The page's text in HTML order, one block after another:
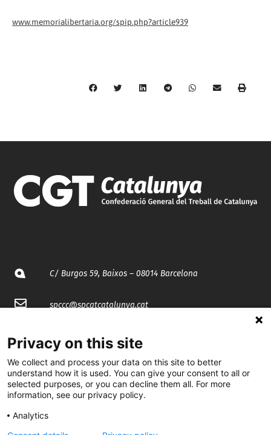
www.memorialibertaria.org/spip.php?article939
C/ Burgos 59, Baixos – 08014 Barcelona
spccc@spcgtcatalunya.cat
@CGTCatalunya
cgtcatalunya
CGTCatalunya
Privacy on this site
We collect and process your data on this site to better
understand how it is used. You can give your consent to all or
selected purposes, or you can decline them all. For more
information, see our privacy policy.
Analytics